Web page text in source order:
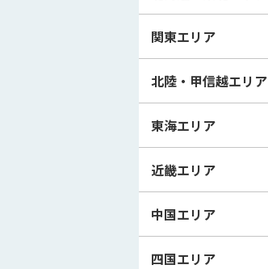
関東エリア
北陸・甲信越エリア
東海エリア
近畿エリア
中国エリア
四国エリア